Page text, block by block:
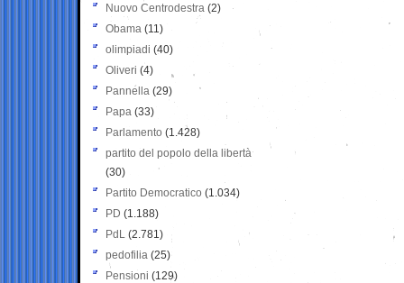
Nuovo Centrodestra (2)
Obama (11)
olimpiadi (40)
Oliveri (4)
Pannella (29)
Papa (33)
Parlamento (1.428)
partito del popolo della libertà
(30)
Partito Democratico (1.034)
PD (1.188)
PdL (2.781)
pedofilia (25)
Pensioni (129)